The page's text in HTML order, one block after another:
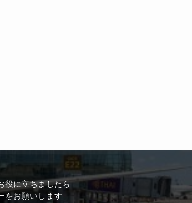
役に立ちましたら
をお願いします